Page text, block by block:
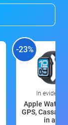
-23%
In evidenza
Apple Watch
GPS, Cassa
in all